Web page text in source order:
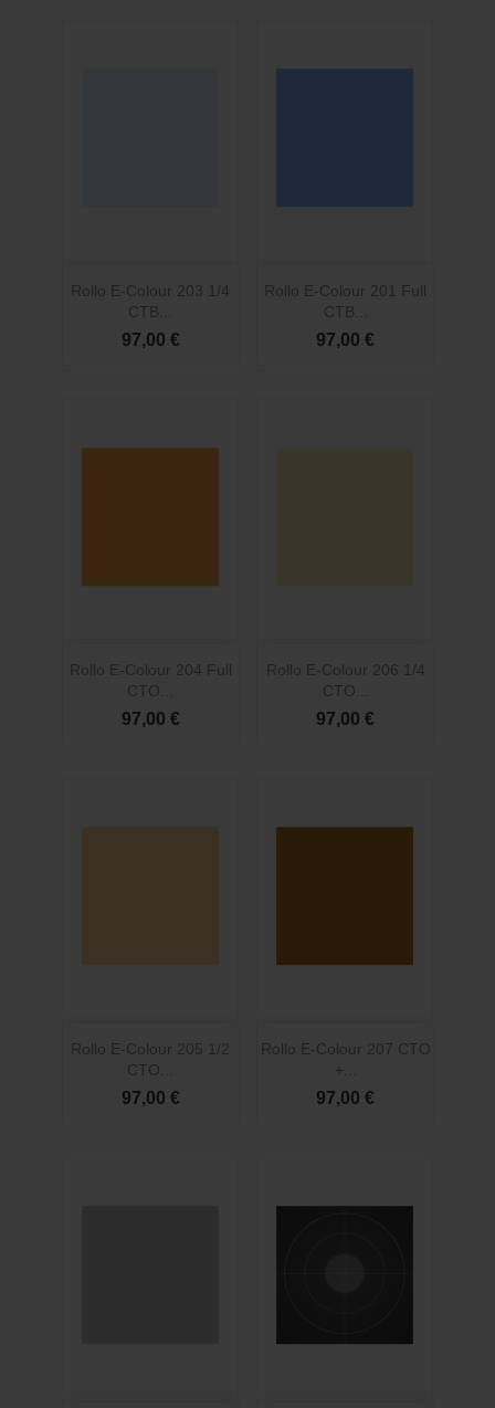
Rollo E-Colour 203 1/4
CTB...
97,00 €
Rollo E-Colour 201 Full
CTB...
97,00 €
Rollo E-Colour 204 Full
CTO...
97,00 €
Rollo E-Colour 206 1/4
CTO...
97,00 €
Rollo E-Colour 205 1/2
CTO...
97,00 €
Rollo E-Colour 207 CTO
+...
97,00 €